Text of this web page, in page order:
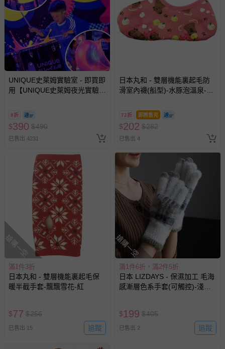
留商品未達活動門檻，將以原價計算，活動贈品亦需一併退
回。
部分商品依據消費者保護法的規定，不適用七天鑑賞期/猶
豫期範圍：
易於腐敗、保存期限較短或解約時即將逾期（例如生鮮
商品、食品等）。
客製化商品（例如客製生日書、姓名貼等）。
經消費者拆封之影音商品或電腦軟體（例如 DVD、CD
等）。
非以有形媒介提供之數位內容或一經提供即為完成之線
上服務，經消費者事先同意始提供（例如線上課程、遊
戲或活動點數等）。
已拆封之以下類型商品：
-個人衛生用品（例如尿布、貼身衣物、泳裝、襪子、地
墊、寢具類等）。
-新生兒親膚衣物（嬰幼兒包巾與背巾、包屁衣、學習
褲、紗布衣等）。
-接觸性孕哺產品（奶嘴、奶瓶、擠乳器、哺乳衣、托腹
帶束縛衣、餐搖椅等）。
-其他原廠盒裝商品封口處已貼上「不可拆封」，或具警
示字句等說明貼紙、封條者。
相關的退換貨辦理流程，可詳見： 退換貨 & 退款問題
UNIQUE史萊姆實驗室 - 即買即
用【UNIQUE史萊姆夜光實驗室
訂單編號兌換，逾期作廢) (大
人小孩均一價(3歲以上需購票))
8折
$390 $490
已售出 4231
日本丸和 - 雙層機能裏起毛防
滑室內襪(船型)-水豚泡溫泉-粉
72折 即將售完
$202 $282
已售出 4
搶購一空
滿1件3折
日本丸和 - 雙層機能裏起毛保
暖半截手套-飄飄雪花-紅
$77 $256
已售出 15 追蹤
搶購一空
滿1件6折，滿2件5折
日本 LIZDAYS - 保濕加工 毛海
感漸層色系手套(可觸控)-淺灰
$199 $405
已售出 2 追蹤